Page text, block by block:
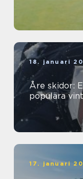
18. januari
Åre skidor:
populära
17. januari